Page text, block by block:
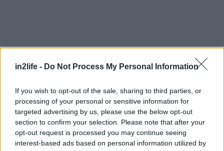
in2life - Do Not Process My Personal Information
If you wish to opt-out of the sale, sharing to third parties, or
processing of your personal or sensitive information for
targeted advertising by us, please use the below opt-out
section to confirm your selection. Please note that after your
opt-out request is processed you may continue seeing
interest-based ads based on personal information utilized by
Αναζήτηση
για...